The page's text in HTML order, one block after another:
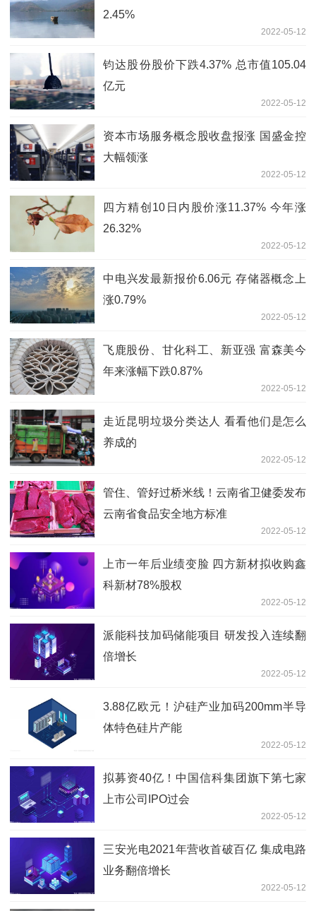
2.45%
2022-05-12
钧达股份股价下跌4.37% 总市值105.04
亿元
2022-05-12
资本市场服务概念股收盘报涨 国盛金控
大幅领涨
2022-05-12
四方精创10日内股价涨11.37% 今年涨
26.32%
2022-05-12
中电兴发最新报价6.06元 存储器概念上
涨0.79%
2022-05-12
飞鹿股份、甘化科工、新亚强 富森美今
年来涨幅下跌0.87%
2022-05-12
走近昆明垃圾分类达人 看看他们是怎么
养成的
2022-05-12
管住、管好过桥米线！云南省卫健委发布
云南省食品安全地方标准
2022-05-12
上市一年后业绩变脸 四方新材拟收购鑫
科新材78%股权
2022-05-12
派能科技加码储能项目 研发投入连续翻
倍增长
2022-05-12
3.88亿欧元！沪硅产业加码200mm半导
体特色硅片产能
2022-05-12
拟募资40亿！中国信科集团旗下第七家
上市公司IPO过会
2022-05-12
三安光电2021年营收首破百亿 集成电路
业务翻倍增长
2022-05-12